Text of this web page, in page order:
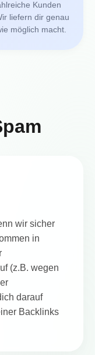
Kunden
liefern dir genau
möglich macht.
wir sicher
in
(z.B. wegen
darauf
Backlinks